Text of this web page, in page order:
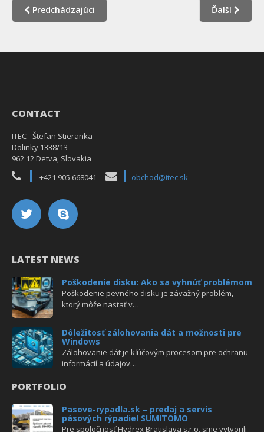
Predchádzajúci Ďalší
CONTACT
ITEC - Štefan Stieranka
Dolinky 1338/13
962 12 Detva, Slovakia
+421 905 668041
obchod@itec.sk
LATEST NEWS
Poškodenie disku: Ako sa vyhnúť problémom
Poškodenie pevného disku je závažný problém,
ktorý môže nastať v…
Dôležitosť zálohovania dát a možnosti pre
Windows
Zálohovanie dát je kľúčovým procesom pre ochranu
informácií a údajov…
PORTFOLIO
Pasove-rypadla.sk – predaj a servis
pásových rýpadiel SUMITOMO
Pre spoločnosť Hydrex Bratislava s.r.o. sme vytvorili